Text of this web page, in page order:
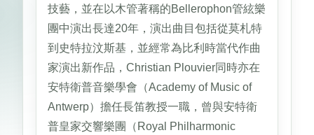
技藝，並在以木管著稱的Bellerophon管絃樂
團中演出長達20年，演出曲目包括從莫札特
到史特拉汶斯基，並經常為比利時當代作曲
家演出新作品，Christian Plouvier同時亦在
安特衛普音樂學會（Academy of Music of
Antwerp）擔任長笛教授一職，曾與安特衛
普皇家交響樂團（Royal Philharmonic